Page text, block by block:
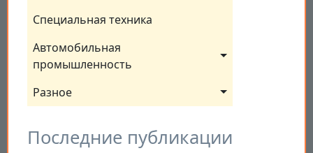
Специальная техника
Автомобильная
промышленность
Разное
Последние публикации